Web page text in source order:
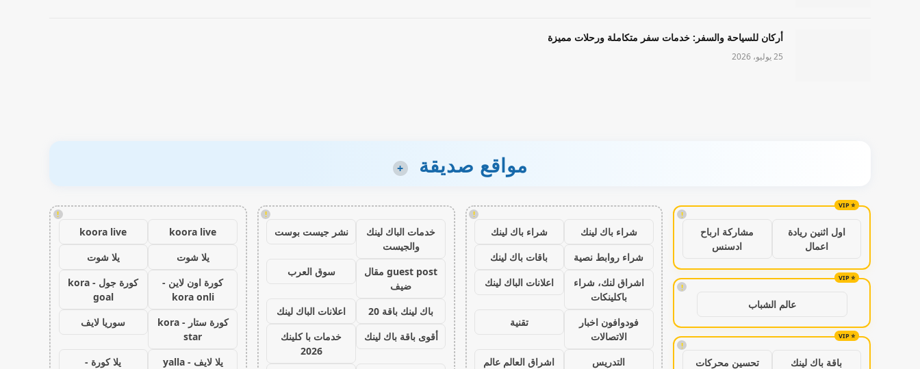
أركان للسياحة والسفر: خدمات سفر متكاملة ورحلات مميزة
25 يوليو، 2026
مواقع صديقة +
!
اول اثنين ريادة
اعمال
مشاركة ارباح
ادسنس
!
عالم الشباب
!
باقة باك لينك
تحسين محركات
!
شراء باك لينك
شراء باك لينك
شراء روابط نصية
باقات باك لينك
اشراق لنك، شراء
باكلينكات
اعلانات الباك لينك
فودوافون اخبار
الاتصالات
تقنية
التدريس
اشراق العالم عالم
!
خدمات الباك لينك
والجيست
نشر جيست بوست
guest post مقال
ضيف
سوق العرب
باك لينك باقة 20
اعلانات الباك لينك
أقوى باقة باك لينك
خدمات با كلينك
2026
!
koora live
koora live
يلا شوت
يلا شوت
كورة اون لاين -
kora onli
كورة جول - kora
goal
كورة ستار - kora
star
سوريا لايف
يلا لايف - yalla
يلا كورة -